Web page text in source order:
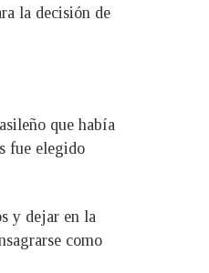
la decisión de
que había
fue elegido
y dejar en la
como